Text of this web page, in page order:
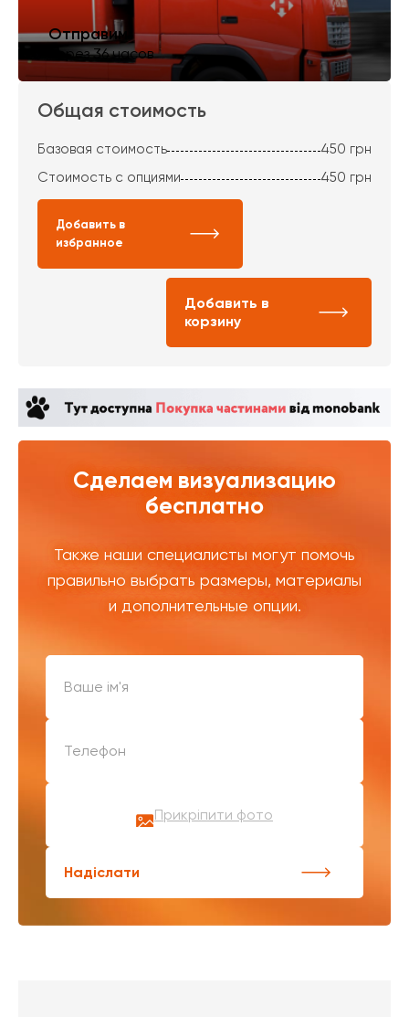
Отправим
через 36 часов
Общая стоимость
Базовая стоимость 450 грн
Стоимость с опциями
450 грн
Добавить в
избранное
Добавить в
корзину
Сделаем визуализацию
бесплатно
Также наши специалисты могут помочь
правильно выбрать размеры, материалы
и дополнительные опции.
Прикріпити фото
Надіслати